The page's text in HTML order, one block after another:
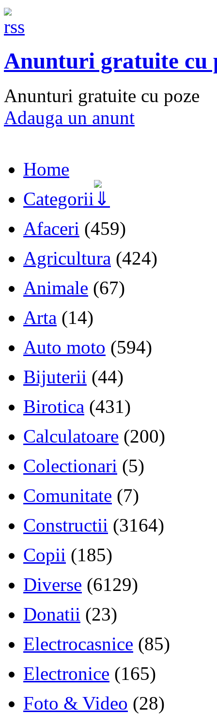
Anunturi gratuite cu
Anunturi gratuite cu poze
Adauga un anunt
Home
Categorii
Afaceri (459)
Agricultura (424)
Animale (67)
Arta (14)
Auto moto (594)
Bijuterii (44)
Birotica (431)
Calculatoare (200)
Colectionari (5)
Comunitate (7)
Constructii (3164)
Copii (185)
Diverse (6129)
Donatii (23)
Electrocasnice (85)
Electronice (165)
Foto & Video (28)